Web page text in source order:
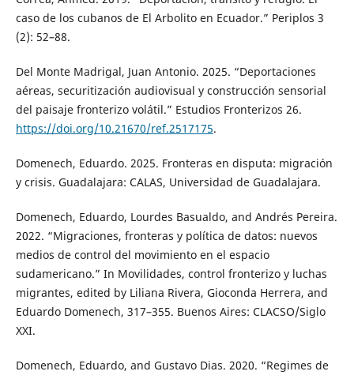
caso de los cubanos de El Arbolito en Ecuador.” Periplos 3
(2): 52–88.
Del Monte Madrigal, Juan Antonio. 2025. “Deportaciones
aéreas, securitización audiovisual y construcción sensorial
del paisaje fronterizo volátil.” Estudios Fronterizos 26.
https://doi.org/10.21670/ref.2517175.
Domenech, Eduardo. 2025. Fronteras en disputa: migración
y crisis. Guadalajara: CALAS, Universidad de Guadalajara.
Domenech, Eduardo, Lourdes Basualdo, and Andrés Pereira.
2022. “Migraciones, fronteras y política de datos: nuevos
medios de control del movimiento en el espacio
sudamericano.” In Movilidades, control fronterizo y luchas
migrantes, edited by Liliana Rivera, Gioconda Herrera, and
Eduardo Domenech, 317–355. Buenos Aires: CLACSO/Siglo
XXI.
Domenech, Eduardo, and Gustavo Dias. 2020. “Regimes de